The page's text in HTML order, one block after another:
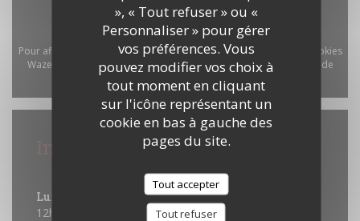
», « Tout refuser » ou «
Personnaliser » pour gérer
vos préférences. Vous
pouvez modifier vos choix à
tout moment en cliquant
sur l'icône représentant un
cookie en bas à gauche des
pages du site.
Tout accepter
Tout refuser
Pour afficher la carte interactive Waze, vous devez accepter les cookies
Waze Map (Google). Ces cookies peuvent collecter des données de
navigation et de localisation. Autoriser
Infos pratiques
Horaires
Lun
12h00 - 13h45
19h30 - 22h00